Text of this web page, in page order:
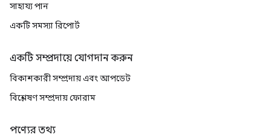
সাহায্য পান
একটি সমস্যা রিপোর্ট
একটি সম্প্রদায়ে যোগদান করুন
বিকাশকারী সম্প্রদায় এবং আপডেট
বিশ্লেষণ সম্প্রদায় ফোরাম
পণ্যের তথ্য